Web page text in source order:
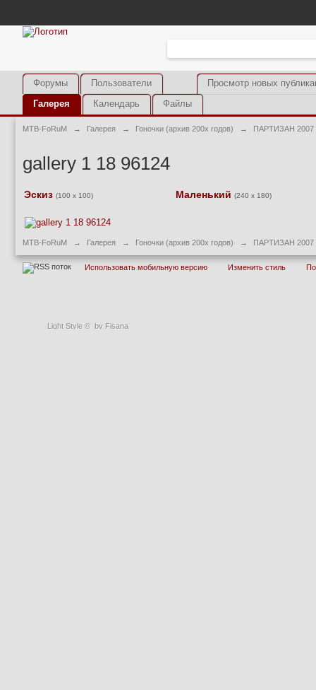
Light Style © by Fisana
Просмотр новых
Форумы
Пользователи
Галерея
Календарь Файлы
MTB-FoRuM → Галерея → Гоночки (архив 200х годов) → ПАРТИЗАН 2007
gallery 1 18 96124
Эскиз (100 x 100) Маленький (240 x 180)
MTB-FoRuM → Галерея → Гоночки (архив 200х годов) → ПАРТИЗАН 2007
Использовать мобильную версию Изменить стиль